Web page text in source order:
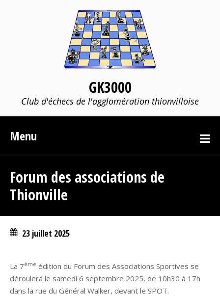
GK3000
Club d'échecs de l'agglomération thionvilloise
Menu
Forum des associations de
Thionville
23 juillet 2025
La 7ème édition du Forum des Associations Sportives se
déroulera le samedi 6 septembre 2025, de 10h30 à 17h
dans la rue du Général Walker, devant le SPOT.